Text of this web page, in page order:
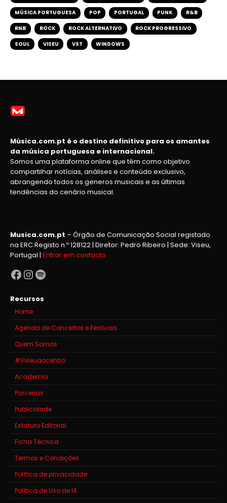
MÚSICA PORTUGUESA POP PORTUGAL PUNK R&B
RNB ROCK ROCK ALTERNATIVO ROCK PROGRESSIVO
SOUL VISEU VST WINDOWS
Música.com.pt é o destino definitivo para os amantes
da música portuguesa e internacional.
Somos uma plataforma online que têm como objetivo
compartilhar notícias, análises e conteúdo exclusivo,
abrangendo todos os generos musicais e as últimas
tendências do cenário musical.
Musica.com.pt – Órgão de Comunicação Social registado
na ERC Registo n.º 128122 | Diretor: Pedro Ribeiro | Sede: Viseu,
Portugal | Entrar em contacto
Facebook
Instagram
Spotify
Recursos
Home
Agenda de Concertos e Festivais
Quem Somos
#Viseuaocentro
Academia
Parcerias
Publicidade
Estatuto Editorial
Ficha Técnica
Termos e Condições
Política de privacidade
Política de Uso de IA